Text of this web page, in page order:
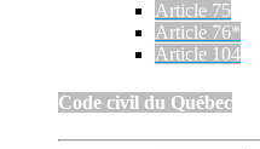
Article 75
Article 76*
Article 104
Code civil du Québec